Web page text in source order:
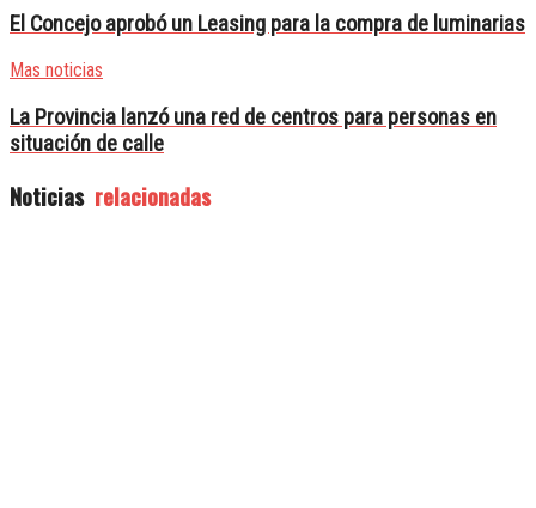
El Concejo aprobó un Leasing para la compra de luminarias
Mas noticias
La Provincia lanzó una red de centros para personas en
situación de calle
Noticias relacionadas